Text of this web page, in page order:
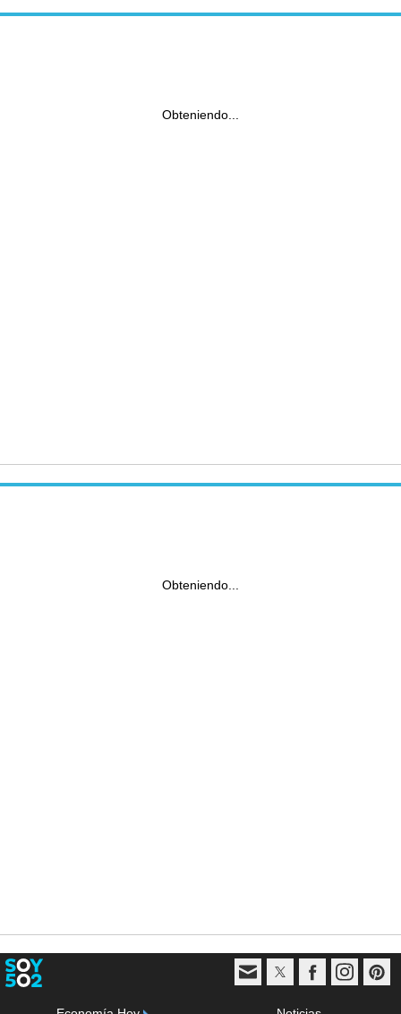
Obteniendo...
Obteniendo...